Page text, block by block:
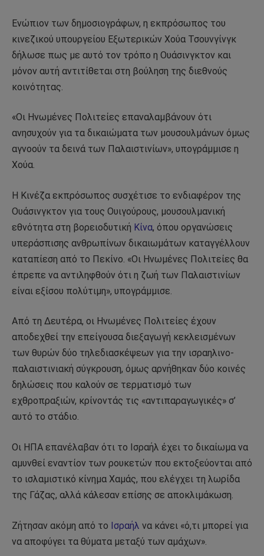
Ενώπιον των δημοσιογράφων, η εκπρόσωπος του
κινεζικού υπουργείου Εξωτερικών Χούα Τσουνγίνγκ
δήλωσε πως με αυτό τον τρόπο η Ουάσινγκτον και
μόνον αυτή αντιτίθεται στη βούληση της διεθνούς
κοινότητας.
«Οι Ηνωμένες Πολιτείες επαναλαμβάνουν ότι
ανησυχούν για τα δικαιώματα των μουσουλμάνων όμως
αγνοούν τα δεινά των Παλαιστινίων», υπογράμμισε η
Χούα.
Η Κινέζα εκπρόσωπος συσχέτισε το ενδιαφέρον της
Ουάσινγκτον για τους Ουιγούρους, μουσουλμανική
εθνότητα στη βορειοδυτική Κίνα, όπου οργανώσεις
υπεράσπισης ανθρωπίνων δικαιωμάτων καταγγέλλουν
καταπίεση από το Πεκίνο. «Οι Ηνωμένες Πολιτείες θα
έπρεπε να αντιληφθούν ότι η ζωή των Παλαιστινίων
είναι εξίσου πολύτιμη», υπογράμμισε.
Από τη Δευτέρα, οι Ηνωμένες Πολιτείες έχουν
αποδεχθεί την επείγουσα διεξαγωγή κεκλεισμένων
των θυρών δύο τηλεδιασκέψεων για την ισραηλινο-
παλαιστινιακή σύγκρουση, όμως αρνήθηκαν δύο κοινές
δηλώσεις που καλούν σε τερματισμό των
εχθροπραξιών, κρίνοντάς τις «αντιπαραγωγικές» σ’
αυτό το στάδιο.
Οι ΗΠΑ επανέλαβαν ότι το Ισραήλ έχει το δικαίωμα να
αμυνθεί εναντίον των ρουκετών που εκτοξεύονται από
το ισλαμιστικό κίνημα Χαμάς, που ελέγχει τη λωρίδα
της Γάζας, αλλά κάλεσαν επίσης σε αποκλιμάκωση.
Ζήτησαν ακόμη από το Ισραήλ να κάνει «ό,τι μπορεί για
να αποφύγει τα θύματα μεταξύ των αμάχων».